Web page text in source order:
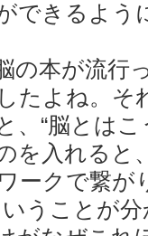
できるよう
の本が流行
たよね。そ
、“脳とはこ
を入れると
ークで繋が
いうことが